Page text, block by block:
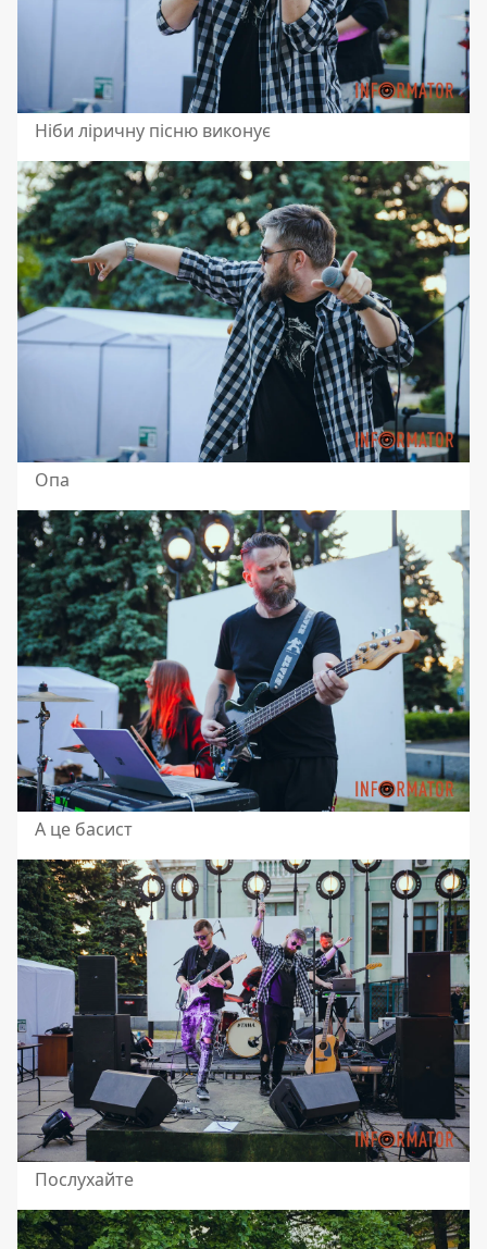
Ніби ліричну пісню виконує
Опа
А це басист
Послухайте